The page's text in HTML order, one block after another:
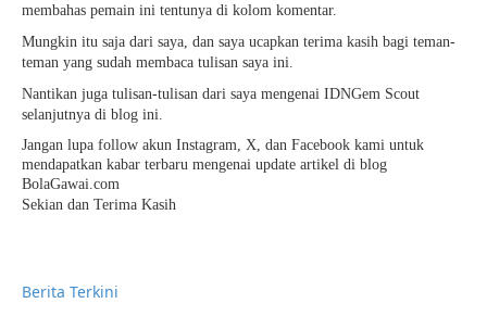
membahas pemain ini tentunya di kolom komentar.
Mungkin itu saja dari saya, dan saya ucapkan terima kasih bagi teman-
teman yang sudah membaca tulisan saya ini.
Nantikan juga tulisan-tulisan dari saya mengenai IDNGem Scout
selanjutnya di blog ini.
Jangan lupa follow akun Instagram, X, dan Facebook kami untuk
mendapatkan kabar terbaru mengenai update artikel di blog
BolaGawai.com
Sekian dan Terima Kasih
Berita Terkini